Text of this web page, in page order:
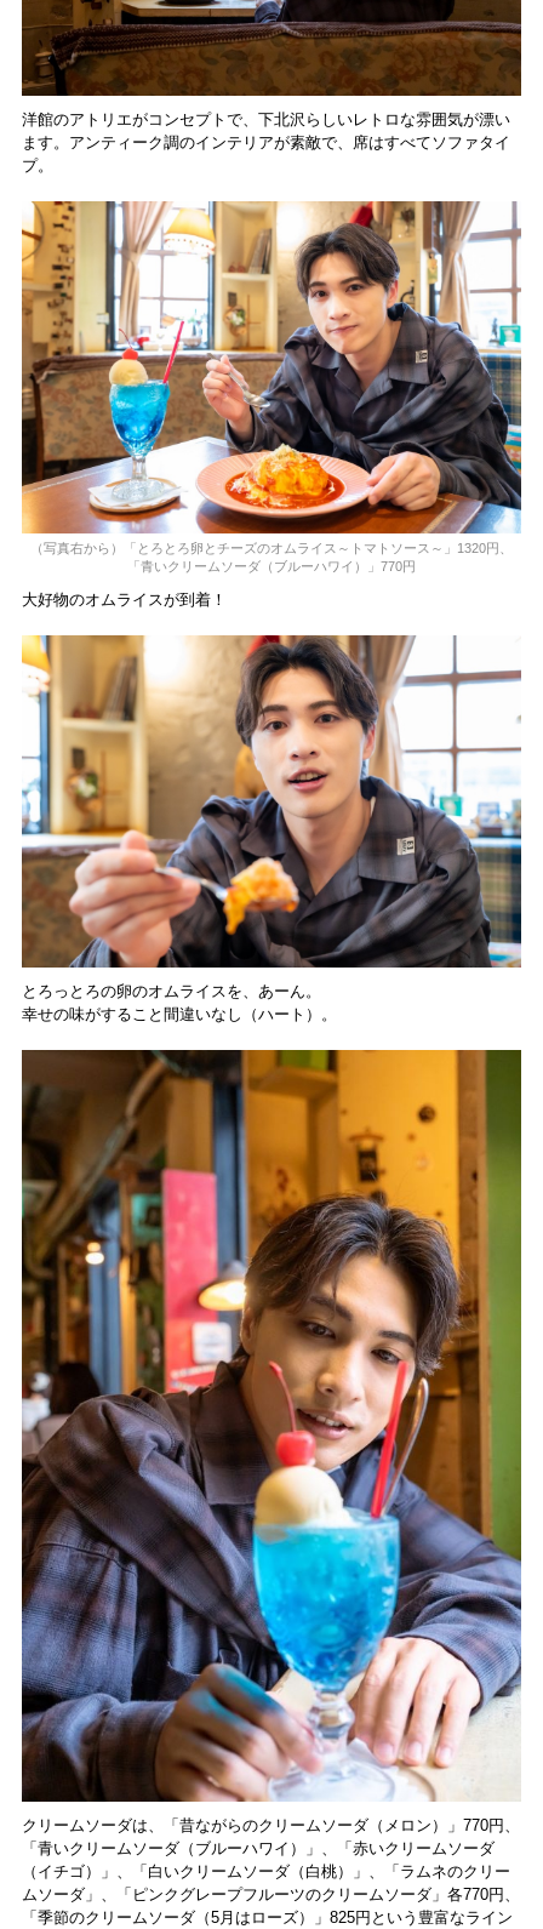
洋館のアトリエがコンセプトで、下北沢らしいレトロな雰囲気が漂い
ます。アンティーク調のインテリアが素敵で、席はすべてソファタイ
プ。
（写真右から）「とろとろ卵とチーズのオムライス～トマトソース～」1320円、
「青いクリームソーダ（ブルーハワイ）」770円
大好物のオムライスが到着！
とろっとろの卵のオムライスを、あーん。
幸せの味がすること間違いなし（ハート）。
クリームソーダは、「昔ながらのクリームソーダ（メロン）」770円、
「青いクリームソーダ（ブルーハワイ）」、「赤いクリームソーダ
（イチゴ）」、「白いクリームソーダ（白桃）」、「ラムネのクリー
ムソーダ」、「ピンクグレープフルーツのクリームソーダ」各770円、
「季節のクリームソーダ（5月はローズ）」825円という豊富なライン